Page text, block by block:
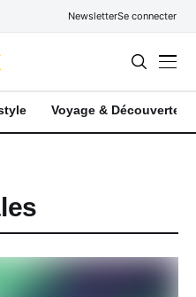
NewsletterSe connecter
Voyage & Découverte